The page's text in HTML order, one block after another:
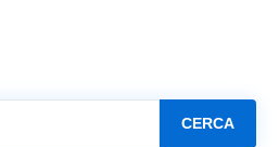
CERCA